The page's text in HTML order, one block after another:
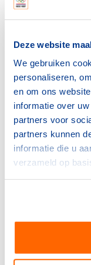
Deze website
We gebruiken
personaliseren,
en om ons
informatie over
partners voor
partners kunnen
informatie die u
verzameld op